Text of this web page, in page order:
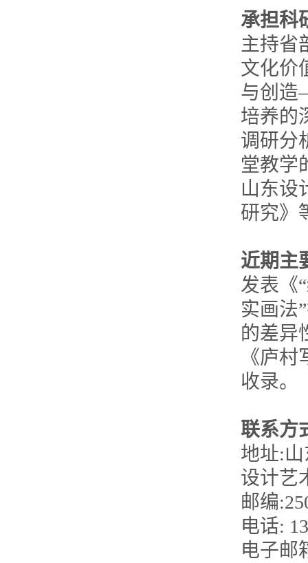
承担科
主持省
文化价
与创造
培养的
调研分
堂教学
山东设
研究》
近期主
发表《
实画法
的差异
《庐
收录。
联系方
地址:
设计
邮编
电话:
电子邮